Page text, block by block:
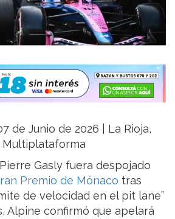
de Junio de 2026 | La Rioja,
Multiplataforma
Gasly fuera despojado
Premio de Mónaco tras
de velocidad en el pit lane”
Alpine confirmó que apelará